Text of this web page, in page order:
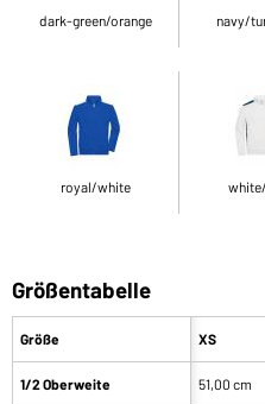
dark-green/orange navy/
royal/white
Größentabelle
Größe
1/2 Oberweite
XS
51,00 cm